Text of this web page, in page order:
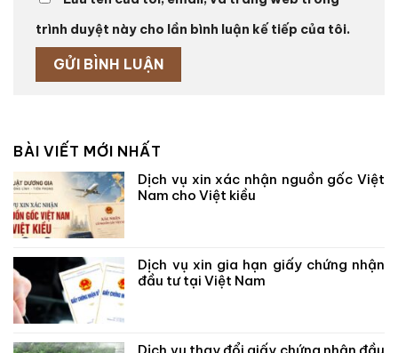
trình duyệt này cho lần bình luận kế tiếp của tôi.
BÀI VIẾT MỚI NHẤT
Dịch vụ xin xác nhận nguồn gốc Việt
Nam cho Việt kiều
Dịch vụ xin gia hạn giấy chứng nhận
đầu tư tại Việt Nam